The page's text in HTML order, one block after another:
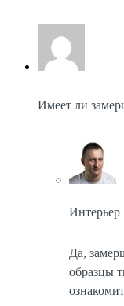
Имеет ли
Интерьер
Да,
образцы